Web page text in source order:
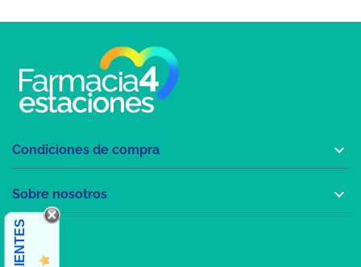
Condiciones de compra 
Sobre nosotros 